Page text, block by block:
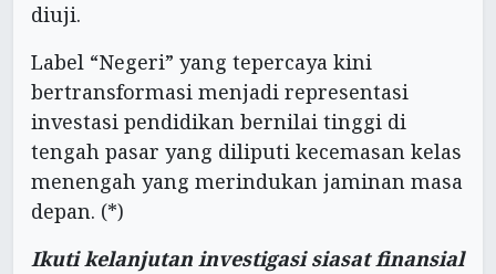
diuji.
Label “Negeri” yang tepercaya kini
bertransformasi menjadi representasi
investasi pendidikan bernilai tinggi di
tengah pasar yang diliputi kecemasan kelas
menengah yang merindukan jaminan masa
depan. (*)
Ikuti kelanjutan investigasi siasat finansial